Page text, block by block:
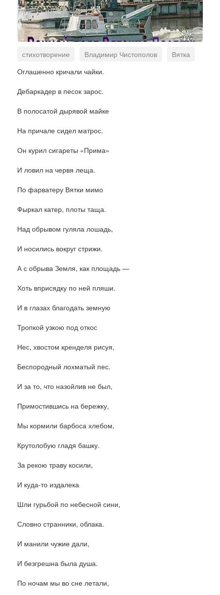
стихотворение Владимир Чистополов
Вятка
Оглашенно кричали чайки.
Дебаркадер в песок зарос.
В полосатой дырявой майке
На причале сидел матрос.
Он курил сигареты «Прима»
И ловил на червя леща.
По фарватеру Вятки мимо
Фыркал катер, плоты таща.
Над обрывом гуляла лошадь,
И носились вокруг стрижи.
А с обрыва Земля, как площадь —
Хоть вприсядку по ней пляши.
И в глазах благодать земную
Тропкой узкою под откос
Нес, хвостом кренделя рисуя,
Беспородный лохматый пес.
И за то, что назойлив не был,
Примостившись на бережку,
Мы кормили барбоса хлебом,
Крутолобую гладя башку.
За рекою траву косили,
И куда-то издалека
Шли гурьбой по небесной сини,
Словно странники, облака.
И манили чужие дали,
И безгрешна была душа.
По ночам мы во сне летали,